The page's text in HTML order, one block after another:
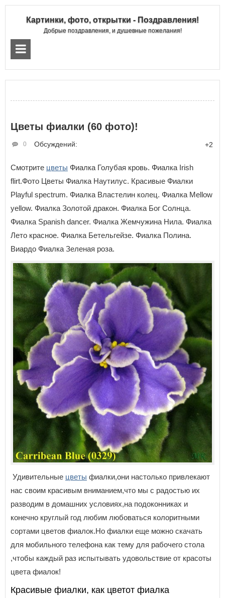
Картинки, фото, открытки - Поздравления!
Добрые поздравления, и душевные пожелания!
Цветы фиалки (60 фото)!
Обсуждений:
0 +2
Смотрите цветы Фиалка Голубая кровь. Фиалка Irish
flirt.Фото Цветы Фиалка Наутилус. Красивые Фиалки
Playful spectrum. Фиалка Властелин колец. Фиалка Mellow
yellow. Фиалка Золотой дракон. Фиалка Бог Солнца.
Фиалка Spanish dancer. Фиалка Жемчужина Нила. Фиалка
Лето красное. Фиалка Бетельгейзе. Фиалка Полина.
Виардо Фиалка Зеленая роза.
Удивительные цветы фиалки,они настолько привлекают
нас своим красивым вниманием,что мы с радостью их
разводим в домашних условиях,на подоконниках и
конечно круглый год любим любоваться колоритными
сортами цветов фиалок.Но фиалки еще можно скачать
для мобильного телефона как тему для рабочего стола
,чтобы каждый раз испытывать удовольствие от красоты
цвета фиалок!
Красивые фиалки, как цветот фиалка